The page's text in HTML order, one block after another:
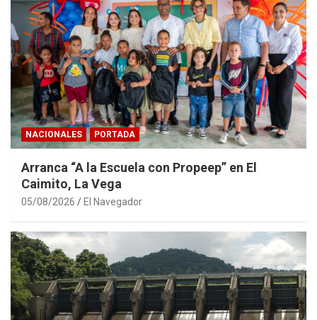
NACIONALES PORTADA
Arranca “A la Escuela con Propeep” en El
Caimito, La Vega
05/08/2026 El Navegador